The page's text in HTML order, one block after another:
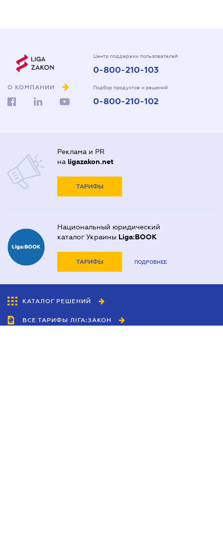
О КОМПАНИИ
Центр поддержки пользователей
0-800-210-103
Подбор продуктов и решений
0-800-210-102
Реклама и PR
на ligazakon.net
ТАРИФЫ
Национальный юридический
каталог Украины Liga:BOOK
ТАРИФЫ ПОДРОБНЕЕ
КАТАЛОГ РЕШЕНИЙ
ВСЕ ТАРИФЫ ЛІГА:ЗАКОН